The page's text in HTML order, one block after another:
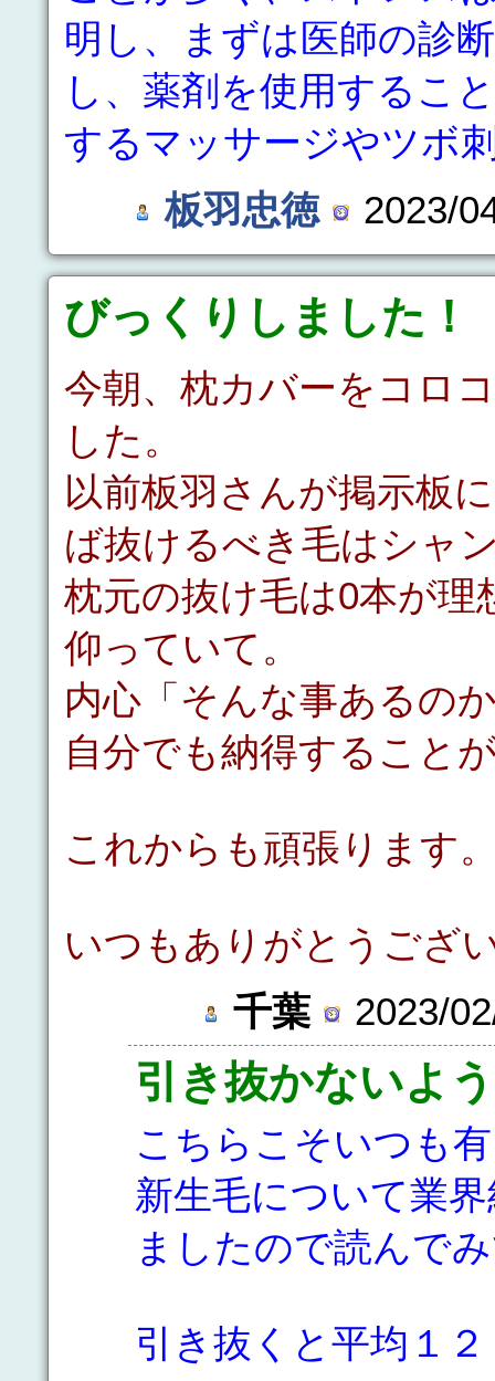
明し、まずは医師の診
し、薬剤を使用するこ
するマッサージやツボ
板羽忠徳
2023/
びっくりしました！
今朝、枕カバーをコロ
した。
以前板羽さんが掲示板
ば抜けるべき毛はシャ
枕元の抜け毛は0本が
仰っていて。
内心「そんな事あるの
自分でも納得すること
これからも頑張ります
いつもありがとうござ
千葉
2023/
引き抜かないよ
こちらこそいつも
新生毛について業
ましたので読んで
引き抜くと平均１